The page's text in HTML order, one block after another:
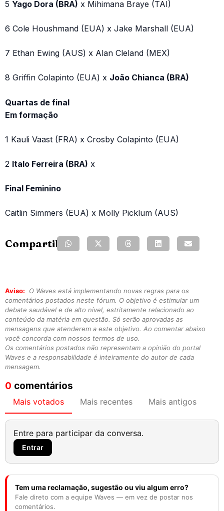
5 Yago Dora (BRA) x Mihimana Braye (TAI)
6 Cole Houshmand (EUA) x Jake Marshall (EUA)
7 Ethan Ewing (AUS) x Alan Cleland (MEX)
8 Griffin Colapinto (EUA) x João Chianca (BRA)
Quartas de final
Em formação
1 Kauli Vaast (FRA) x Crosby Colapinto (EUA)
2 Italo Ferreira (BRA) x
Final Feminino
Caitlin Simmers (EUA) x Molly Picklum (AUS)
Compartilhe:
Aviso:
O Waves está implementando novas regras para os
comentários postados neste fórum. O objetivo é estimular um
debate saudável e de alto nível, estritamente relacionado ao
conteúdo da matéria em questão. Só serão aprovadas as
mensagens que atenderem a este objetivo. Ao comentar abaixo
você concorda com nossos termos de uso.
Os comentários postados não representam a opinião do portal
Waves e a responsabilidade é inteiramente do autor de cada
mensagem.
0 comentários
Mais votados Mais recentes Mais antigos
Entre para participar da conversa.
Entrar
Tem uma reclamação, sugestão ou viu algum erro?
Fale direto com a equipe Waves — em vez de postar nos
comentários.